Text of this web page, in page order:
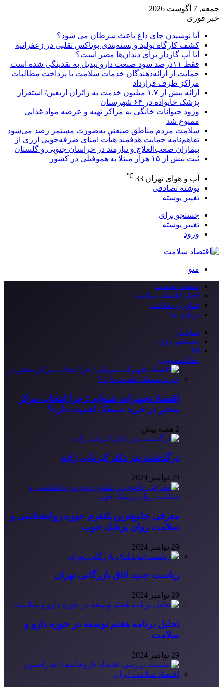
جمعه, 7 آگوست 2026
خبر فوری
آیا نوشیدن چای داغ باعث سرطان می شود؟
کشف کارگاه تولید و بسته‌بندی بوتاکس تقلبی در زعفرانیه
آیا آب گازدار برای دندان‌ها مضر است؟
فقط ۱۱‌درصد سود صنعت دارو تبدیل به نقدینگی شده است
حمایت از ارائه‌دهندگان خدمات سلامت با پرداخت مطالبات
مراکز طرف قرارداد
ارائه بیش از ۱.۷ میلیون خدمت به زائران اربعین/ استقرار
پزشک خانواده در ۶۴ شهرستان
ورود حیوانات خانگی به مراکز تهیه و عرضه مواد غذایی
ممنوع شد
سلامت مردم مناطق صنعتی به‌صورت مستمر رصد می‌شود
تفاهم‌نامه حمایت هدفمند هیأت امنای صرفه‌جویی ارزی از
بیماران صعب‌العلاج و نیازمند در خراسان جنوبی و گلستان
ثبت بیش از ۱۵ هزار مبتلا به هموفیلی در کشور
آب و هوای تهران 33
℃
نوشته تصادفی
تغییر پوسته
جستجو برای
تغییر پوسته
ورود
منو
صفحه نخست
اخبار اقتصاد سلامت
فناوری سلامت
درباره ما
سایدبار
جستجو برای
10
مقالهمحبوب
اقتصاد تجهیزات شنوایی؛ چرا انتخاب مرکز
معتبر در خرید سمعک اهمیت دارد؟
2 هفته پیش
درگذشت پدر دکتر کبریایی زاده
29 نوامبر 2024
معرفی جامع‌ترین پلتفرم حوزه روانشناسی و
سلامت روان پزشک خوب
29 نوامبر 2024
ریاست جدید اتاق بازرگانی تهران
29 نوامبر 2024
تحلیل برنامه هفتم توسعه در حوزه دارو و
سلامت
29 نوامبر 2024